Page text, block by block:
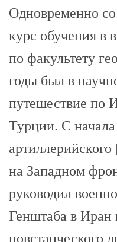
Одновременно
курс обучения в
по факультету
годы был в
путешествие по
Турции. С начала
на Западном
руководил
Генштаба в Иран
повстанческого